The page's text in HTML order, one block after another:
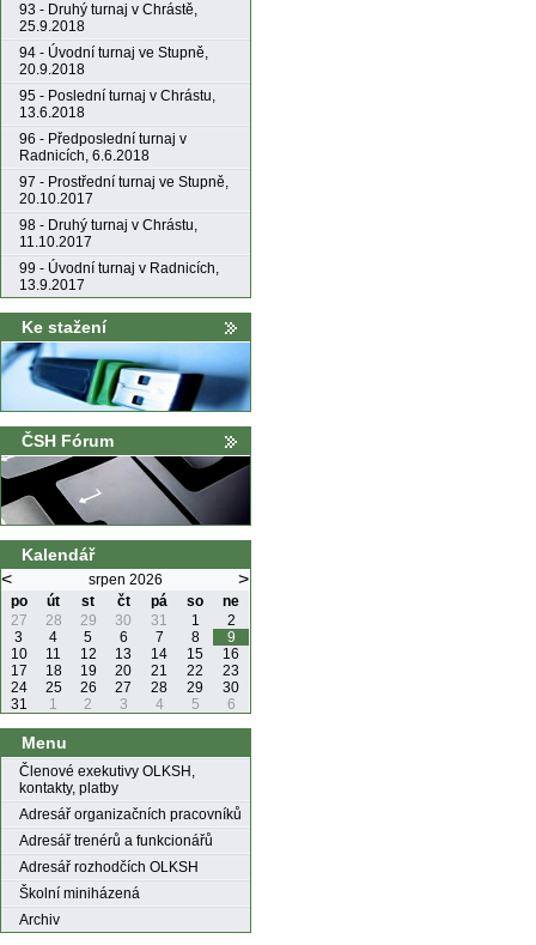
93 - Druhý turnaj v Chrástě,
25.9.2018
94 - Úvodní turnaj ve Stupně,
20.9.2018
95 - Poslední turnaj v Chrástu,
13.6.2018
96 - Předposlední turnaj v
Radnicích, 6.6.2018
97 - Prostřední turnaj ve Stupně,
20.10.2017
98 - Druhý turnaj v Chrástu,
11.10.2017
99 - Úvodní turnaj v Radnicích,
13.9.2017
Ke stažení
ČSH Fórum
Kalendář
< srpen 2026 >
po út st čt pá so
ne
27
28 29 30 31 1
2
3
4 5 6 7 8
9
10
11 12 13 14 15
16
17
18 19 20 21 22
23
24
25 26 27 28 29
30
31
1 2 3 4 5 6
Menu
Členové exekutivy OLKSH,
kontakty, platby
Adresář organizačních pracovníků
Adresář trenérů a funkcionářů
Adresář rozhodčích OLKSH
Školní miniházená
Archiv